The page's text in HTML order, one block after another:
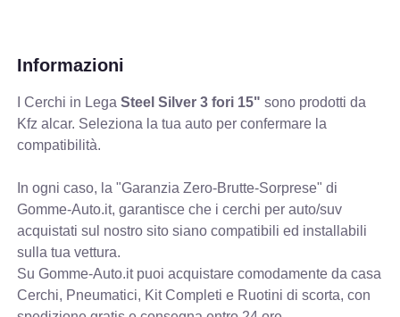
Informazioni
I Cerchi in LegaSteel Silver 3 fori 15" sono prodotti da
Kfz alcar. Seleziona la tua auto per confermare la
compatibilità.
In ogni caso, la "Garanzia Zero-Brutte-Sorprese" di
Gomme-Auto.it, garantisce che i cerchi per auto/suv
acquistati sul nostro sito siano compatibili ed installabili
sulla tua vettura.
Su Gomme-Auto.it puoi acquistare comodamente da casa
Cerchi, Pneumatici, Kit Completi e Ruotini di scorta, con